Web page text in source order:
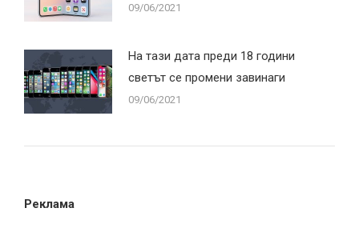
09/06/2021
На тази дата преди 18 години
светът се промени завинаги
09/06/2021
Реклама